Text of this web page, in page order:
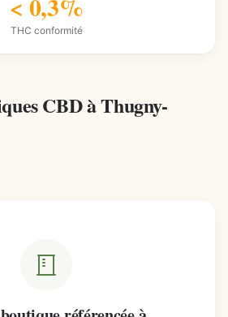
THC conformité
CBD à Thugny-